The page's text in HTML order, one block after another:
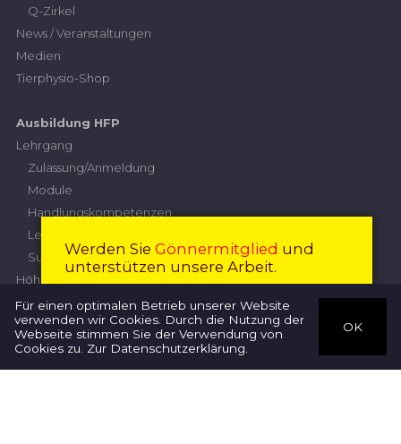
Therapeuten
Q-Zirkel
News / Veranstaltungen
Medien
Tierphysio-Shop
Ausbildung HFP
Lehrgang
Zulassung/Anmeldung
Module
Handlungskompetenzen
Leistungskriterien
Subventionierung
Höhere Fachprüfung
Prüfungskommission
Anmeldung
Prüfungsordnung
Wegleitung
Werden Sie Gönnermitglied und
unterstützen unsere Arbeit.
Mitglied werden Schliessen
Für einen optimalen Betrieb unserer Website
verwenden wir Cookies. Durch die Nutzung der
Webseite stimmen Sie der Verwendung von
Cookies zu. Zur Datenschutzerklärung
OK